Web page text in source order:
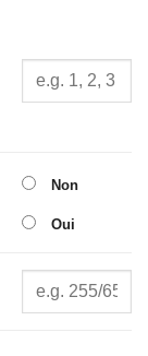
Non
Oui